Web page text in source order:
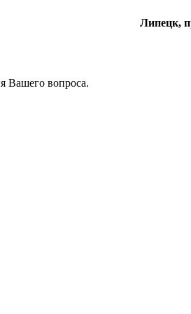
Липецк,
Вашего вопроса.